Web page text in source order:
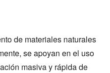
de materiales naturales
se apoyan en el uso
masiva y rápida de